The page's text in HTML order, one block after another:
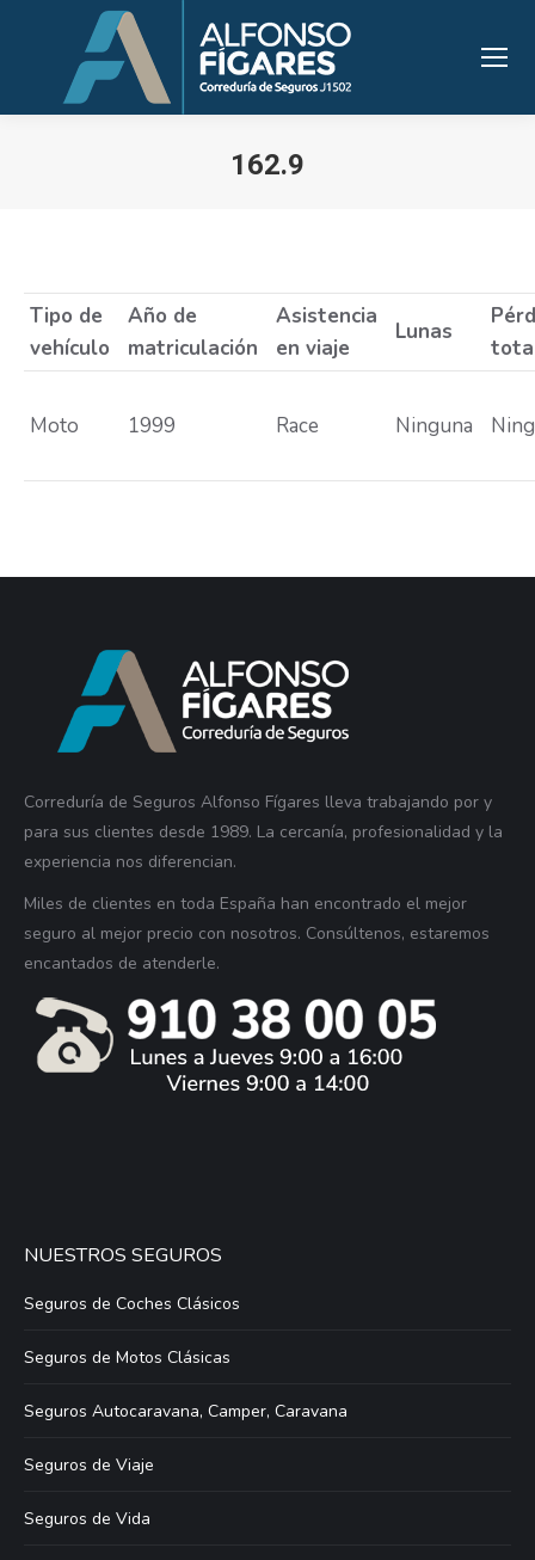
162.9
Tipo de
vehículo
Año de
matriculación
Asistencia
en viaje
Lunas
Moto 1999 Race Ninguna
Correduría de Seguros Alfonso Fígares lleva trabajando por y
para sus clientes desde 1989. La cercanía, profesionalidad y la
experiencia nos diferencian.
Miles de clientes en toda España han encontrado el mejor
seguro al mejor precio con nosotros. Consúltenos, estaremos
encantados de atenderle.
NUESTROS SEGUROS
Seguros de Coches Clásicos
Seguros de Motos Clásicas
Seguros Autocaravana, Camper, Caravana
Seguros de Viaje
Seguros de Vida